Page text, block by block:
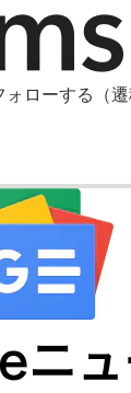
ォローする
（